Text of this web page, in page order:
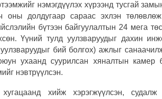
нэмэгдүүлэх хүрээнд тусгай
оны долдугаар сараас эхлэн
бүтээн байгуулалтын 24 мега
Үүний тулд уулзваруудыг дахин
бий болгох) ажлыг
ухаанд суурилсан хяналтын камер
нэвтрүүлсэн.
хийж хэрэгжүүлсэн, судалж